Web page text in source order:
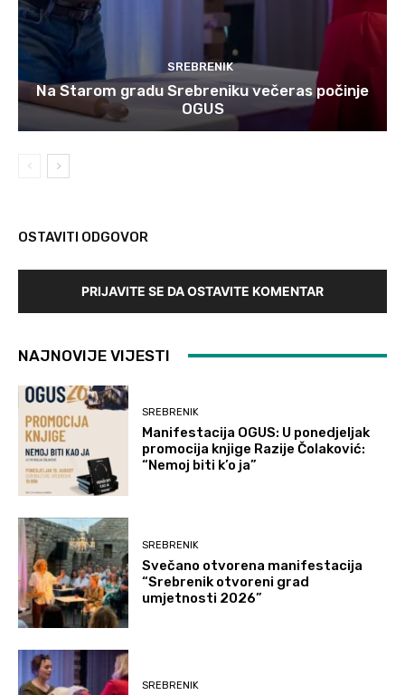
SREBRENIK
Na Starom gradu Srebreniku večeras počinje
OGUS
OSTAVITI ODGOVOR
PRIJAVITE SE DA OSTAVITE KOMENTAR
NAJNOVIJE VIJESTI
SREBRENIK
Manifestacija OGUS: U ponedjeljak
promocija knjige Razije Čolaković:
“Nemoj biti k’o ja”
SREBRENIK
Svečano otvorena manifestacija
“Srebrenik otvoreni grad
umjetnosti 2026”
SREBRENIK